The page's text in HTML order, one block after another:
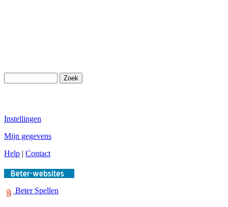
Instellingen
Mijn gegevens
Help | Contact
Beter Spellen